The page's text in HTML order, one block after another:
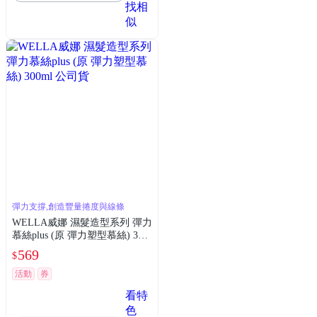
找相
似
彈力支撐,創造豐量捲度與線條
WELLA威娜 濕髮造型系列 彈力
慕絲plus (原 彈力塑型慕絲) 300
ml 公司貨
$569
活動 券
看特
色